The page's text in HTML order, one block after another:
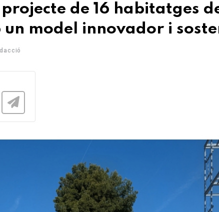
projecte de 16 habitatges
un model innovador i